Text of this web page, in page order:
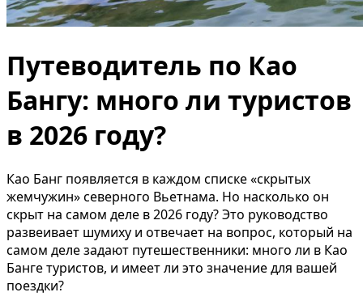
Путеводитель по Као
Бангу: много ли туристов
в 2026 году?
Као Банг появляется в каждом списке «скрытых
жемчужин» северного Вьетнама. Но насколько он
скрыт на самом деле в 2026 году? Это руководство
развеивает шумиху и отвечает на вопрос, который на
самом деле задают путешественники: много ли в Као
Банге туристов, и имеет ли это значение для вашей
поездки?